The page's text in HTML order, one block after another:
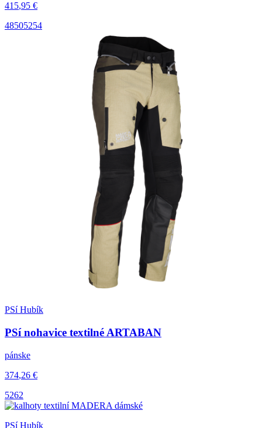
415,95 €
48505254
PSí Hubík
PSí nohavice textilné ARTABAN
pánske
374,26 €
5262
PSí Hubík